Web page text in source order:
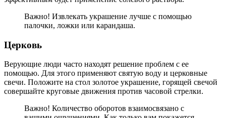
Важно! Извлекать украшение лучше с помощью
палочки, ложки или карандаша.
Церковь
Верующие люди часто находят решение проблем с ее
помощью. Для этого применяют святую воду и церковные
свечи. Положите на стол золотое украшение, горящей свечой
совершайте круговые движения против часовой стрелки.
Важно! Количество оборотов взаимосвязано с